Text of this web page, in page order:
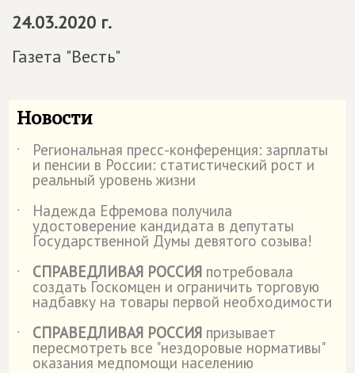
24.03.2020 г.
Газета "Весть"
Новости
˙ Региональная пресс-конференция: зарплаты
и пенсии в России: статистический рост и
реальный уровень жизни
˙
Надежда Ефремова получила
удостоверение кандидата в депутаты
Государственной Думы девятого созыва!
˙
СПРАВЕДЛИВАЯ РОССИЯ потребовала
создать Госкомцен и ограничить торговую
надбавку на товары первой необходимости
˙
СПРАВЕДЛИВАЯ РОССИЯ призывает
пересмотреть все "нездоровые нормативы"
оказания медпомощи населению